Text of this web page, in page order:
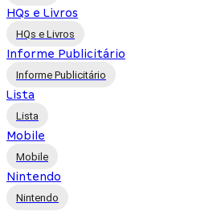
HQs e Livros
HQs e Livros
Informe Publicitário
Informe Publicitário
Lista
Lista
Mobile
Mobile
Nintendo
Nintendo